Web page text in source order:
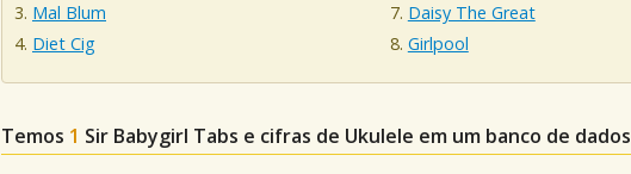
Mal Blum
Diet Cig
Daisy The Great
Girlpool
Temos 1 Sir Babygirl Tabs e cifras de Ukulele em um banco de dados